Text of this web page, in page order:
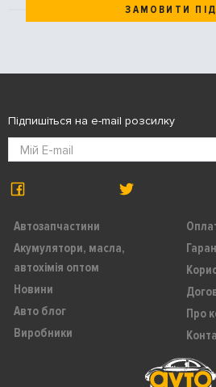
ЗАМОВИТИ
Автозапчастини
Акумулятори, масла,
автохімія оптом
Новини
Авто блог
Виробники
Про
Підпишіться на e-mail розсилку